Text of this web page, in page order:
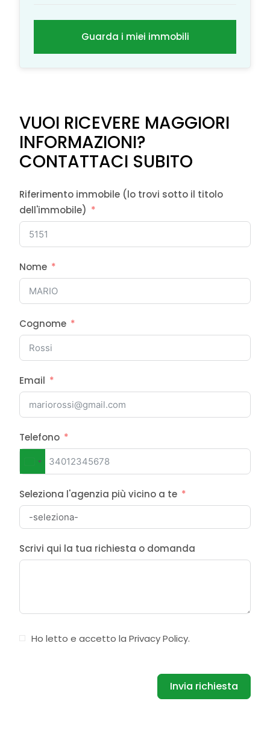
Guarda i miei immobili
VUOI RICEVERE MAGGIORI
INFORMAZIONI?
CONTATTACI SUBITO
Riferimento immobile (lo trovi sotto il titolo
dell'immobile)
Nome
Cognome
Email
Telefono
Italy
Seleziona l'agenzia più vicino a te
Scrivi qui la tua richiesta o domanda
Ho letto e accetto laPrivacy Policy.
Invia richiesta